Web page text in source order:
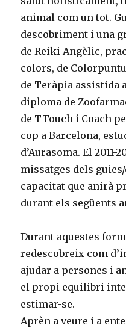
animal com un tot.
descobriment i una
de Reiki Angèlic,
colors, de
de Teràpia assistida
diploma de
de TTouch i Coach
cop a Barcelona,
d’Aurasoma. El 2011-
missatges dels
capacitat que anirà
durant els següents
Durant aquestes
redescobreix com
ajudar a persones i
el propi equilibri
estimar-se.
Aprèn a veure i a